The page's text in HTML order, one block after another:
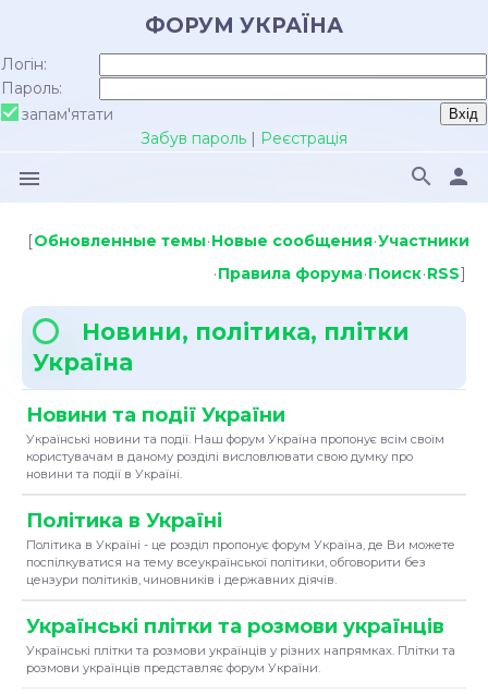
ФОРУМ УКРАЇНА
Логін:
Пароль:
запам'ятати
Забув пароль | Реєстрація
menu person
search
[Обновленные темы·Новые сообщения·Участники
·Правила форума·Поиск·RSS]
Новини, політика, плітки
Україна
Новини та події України
Українські новини та події. Наш форум Україна пропонує всім своїм
користувачам в даному розділі висловлювати свою думку про
новини та події в Україні.
Політика в Україні
Політика в Україні - це розділ пропонує форум Україна, де Ви можете
поспілкуватися на тему всеукраїнської політики, обговорити без
цензури політиків, чиновників і державних діячів.
Українські плітки та розмови українців
Українські плітки та розмови українців у різних напрямках. Плітки та
розмови українців представляє форум України.